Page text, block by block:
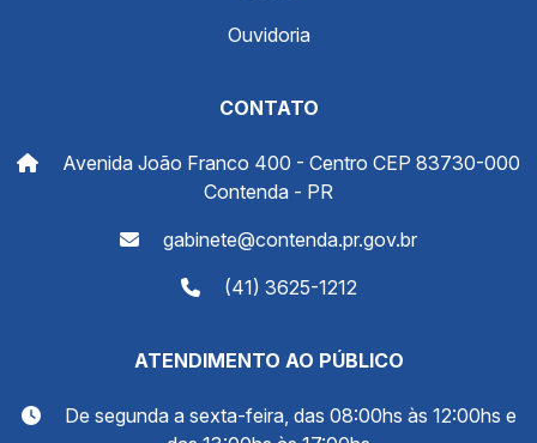
Ouvidoria
CONTATO
Avenida João Franco 400 - Centro CEP 83730-000
Contenda - PR
gabinete@contenda.pr.gov.br
(41) 3625-1212
ATENDIMENTO AO PÚBLICO
De segunda a sexta-feira, das 08:00hs às 12:00hs e